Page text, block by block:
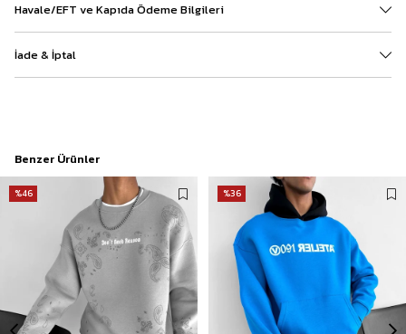
Havale/EFT ve Kapıda Ödeme Bilgileri
İade & İptal
Benzer Ürünler
%46 %36